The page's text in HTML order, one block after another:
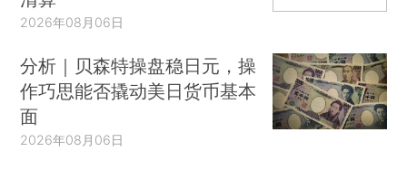
2026年08月06日
分析｜贝森特操盘稳日元，操
作巧思能否撬动美日货币基本
面
2026年08月06日